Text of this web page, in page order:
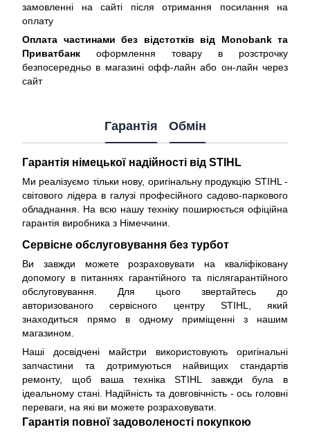
замовленні на сайті після отримання посилання на
оплату
Оплата частинами без відстотків від Monobank та
Приватбанк оформлення товару в розстрочку
безпосередньо в магазині офф-лайн або он-лайн через
сайт
Гарантія Обмін
Гарантія німецької надійності від STIHL
Ми реалізуємо тільки нову, оригінальну продукцію STIHL -
світового лідера в галузі професійного садово-паркового
обладнання. На всю нашу техніку поширюється офіційна
гарантія виробника з Німеччини
Сервісне обслуговування без турбот
Ви завжди можете розраховувати на кваліфіковану
допомогу в питаннях гарантійного та післягарантійного
обслуговування. Для цього звертайтесь до
авторизованого сервісного центру STIHL, який
знаходиться прямо в одному приміщенні з нашим
магазином.
Наші досвідчені майстри використовують оригінальні
запчастини та дотримуються найвищих стандартів
ремонту, щоб ваша техніка STIHL завжди була в
ідеальному стані. Надійність та довговічність - ось головні
переваги, на які ви можете розраховувати.
Гарантія повної задоволеності покупкою